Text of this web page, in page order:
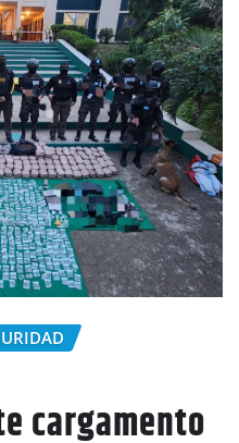
cargamento